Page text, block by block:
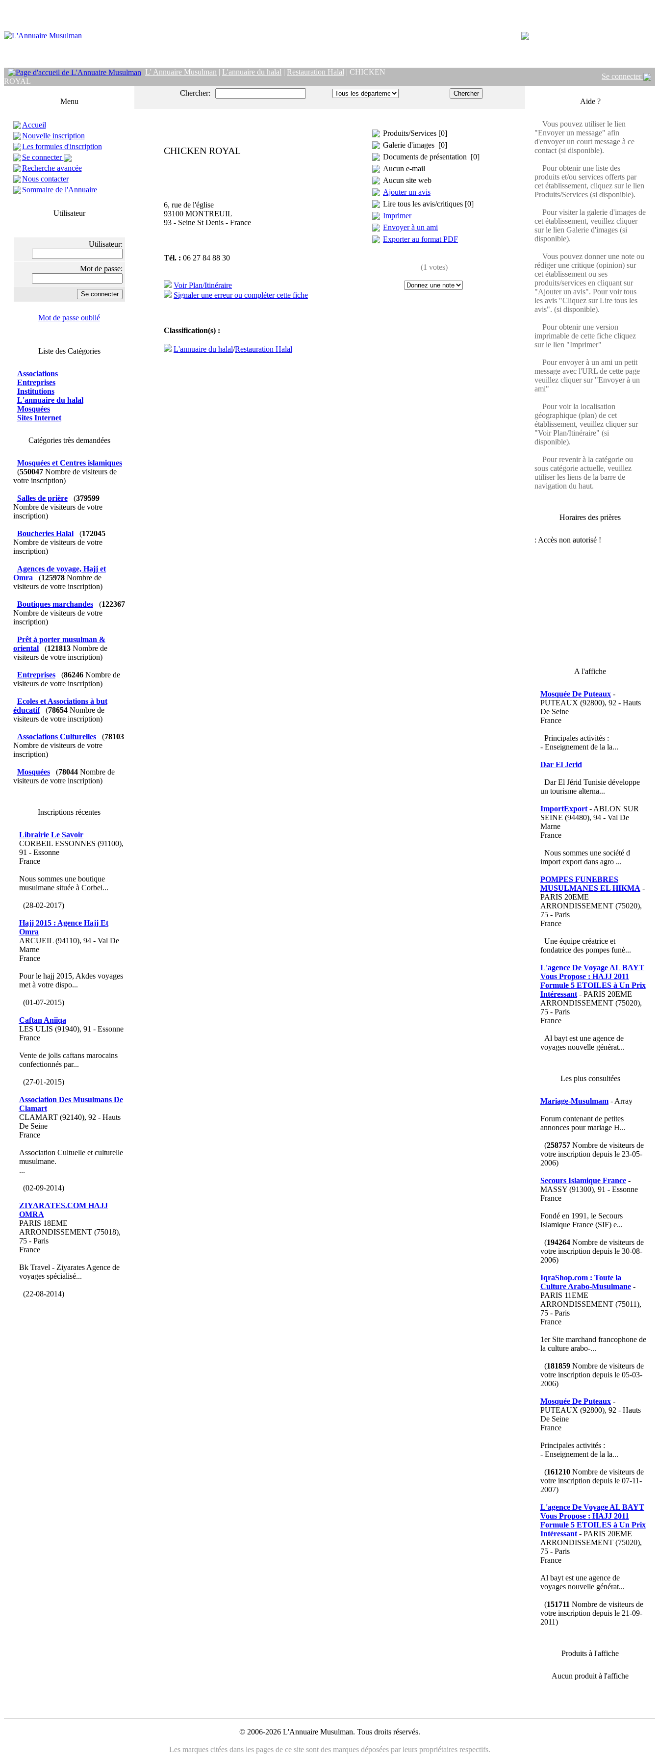
L' Annuaire Musulman | L'annuaire du halal | Restauration Halal | CHICKEN
ROYAL
Se connecter
Menu
Accueil
Nouvelle inscription
Les formules d'inscription
Se connecter
Recherche avancée
Nous contacter
Sommaire de l'Annuaire
Utilisateur
Utilisateur:
Mot de passe:
Mot de passe oublié
Liste des Catégories
Associations
Entreprises
Institutions
L'annuaire du halal
Mosquées
Sites Internet
Catégories très demandées
Mosquées et Centres islamiques
(550047Nombre de visiteurs de
votre inscription)
Salles de prière (379599
Nombre de visiteurs de votre
inscription)
Boucheries Halal (172045
Nombre de visiteurs de votre
inscription)
Agences de voyage, Hajj et
Omra
(125978Nombre de
visiteurs de votre inscription)
Boutiques marchandes (122367
Nombre de visiteurs de votre
inscription)
Prêt à porter musulman &
oriental
(121813Nombre de
visiteurs de votre inscription)
Entreprises (86246Nombre de
visiteurs de votre inscription)
Ecoles et Associations à but
éducatif
(78654Nombre de
visiteurs de votre inscription)
Associations Culturelles (78103
Nombre de visiteurs de votre
inscription)
Mosquées (78044Nombre de
visiteurs de votre inscription)
Inscriptions récentes
Librairie Le Savoir
CORBEIL ESSONNES (91100),
91 - Essonne
France
Nous sommes une boutique
musulmane située à Corbei...
(28-02-2017)
Hajj 2015 : Agence Hajj Et
Omra
ARCUEIL (94110), 94 - Val De
Marne
France
Pour le hajj 2015, Akdes voyages
met à votre dispo...
(01-07-2015)
Caftan Aniiqa
LES ULIS (91940), 91 - Essonne
France
Vente de jolis caftans marocains
confectionnés par...
(27-01-2015)
Association Des Musulmans De
Clamart
CLAMART (92140), 92 - Hauts
De Seine
France
Association Cultuelle et culturelle
musulmane.
...
(02-09-2014)
ZIYARATES.COM HAJJ
OMRA
PARIS 18EME
ARRONDISSEMENT (75018),
75 - Paris
France
Bk Travel - Ziyarates Agence de
voyages spécialisé...
(22-08-2014)
Chercher:
CHICKEN ROYAL
6, rue de l'église
93100 MONTREUIL
93 - Seine St Denis - France
Tél. : 06 27 84 88 30
Voir Plan/Itinéraire
Signaler une erreur ou compléter cette fiche
Classification(s) :
L'annuaire du halal/Restauration Halal
Produits/Services [0]
Galerie d'images [0]
Documents de présentation [0]
Aucun e-mail
Aucun site web
Ajouter un avis
Lire tous les avis/critiques [0]
Imprimer
Envoyer à un ami
Exporter au format PDF
(1 votes)
Aide ?
Vous pouvez utiliser le lien
"Envoyer un message" afin
d'envoyer un court message à ce
contact (si disponible).
Pour obtenir une liste des
produits et/ou services offerts par
cet établissement, cliquez sur le lien
Produits/Services (si disponible).
Pour visiter la galerie d'images de
cet établissement, veuillez cliquer
sur le lien Galerie d'images (si
disponible).
Vous pouvez donner une note ou
rédiger une critique (opinion) sur
cet établissement ou ses
produits/services en cliquant sur
"Ajouter un avis". Pour voir tous
les avis "Cliquez sur Lire tous les
avis". (si disponible).
Pour obtenir une version
imprimable de cette fiche cliquez
sur le lien "Imprimer"
Pour envoyer à un ami un petit
message avec l'URL de cette page
veuillez cliquer sur "Envoyer à un
ami"
Pour voir la localisation
géographique (plan) de cet
établissement, veuillez cliquer sur
"Voir Plan/Itinéraire" (si
disponible).
Pour revenir à la catégorie ou
sous catégorie actuelle, veuillez
utiliser les liens de la barre de
navigation du haut.
Horaires des prières
A l'affiche
Mosquée De Puteaux-
PUTEAUX (92800), 92 - Hauts
De Seine
France
Principales activités :
- Enseignement de la la...
Dar El Jerid
Dar El Jérid Tunisie développe
un tourisme alterna...
ImportExport- ABLON SUR
SEINE (94480), 94 - Val De
Marne
France
Nous sommes une société d
import export dans agro ...
POMPES FUNEBRES
MUSULMANES EL HIKMA -
PARIS 20EME
ARRONDISSEMENT (75020),
75 - Paris
France
Une équipe créatrice et
fondatrice des pompes funè...
L'agence De Voyage AL BAYT
Vous Propose : HAJJ 2011
Formule 5 ETOILES à Un Prix
Intéressant- PARIS 20EME
ARRONDISSEMENT (75020),
75 - Paris
France
Al bayt est une agence de
voyages nouvelle générat...
Les plus consultées
Mariage-Musulmam- Array
Forum contenant de petites
annonces pour mariage H...
(258757Nombre de visiteurs de
votre inscription depuis le 23-05-
2006)
Secours Islamique France-
MASSY (91300), 91 - Essonne
France
Fondé en 1991, le Secours
Islamique France (SIF) e...
(194264Nombre de visiteurs de
votre inscription depuis le 30-08-
2006)
IqraShop.com : Toute la
Culture Arabo-Musulmane-
PARIS 11EME
ARRONDISSEMENT (75011),
75 - Paris
France
1er Site marchand francophone de
la culture arabo-...
(181859Nombre de visiteurs de
votre inscription depuis le 05-03-
2006)
Mosquée De Puteaux-
PUTEAUX (92800), 92 - Hauts
De Seine
France
Principales activités :
- Enseignement de la la...
(161210Nombre de visiteurs de
votre inscription depuis le 07-11-
2007)
L'agence De Voyage AL BAYT
Vous Propose : HAJJ 2011
Formule 5 ETOILES à Un Prix
Intéressant- PARIS 20EME
ARRONDISSEMENT (75020),
75 - Paris
France
Al bayt est une agence de
voyages nouvelle générat...
(151711 Nombre de visiteurs de
votre inscription depuis le 21-09-
2011)
Produits à l'affiche
Aucun produit à l'affiche
© 2006-2026 L'Annuaire Musulman. Tous droits réservés.
Les marques citées dans les pages de ce site sont des marques déposées par leurs propriétaires respectifs.